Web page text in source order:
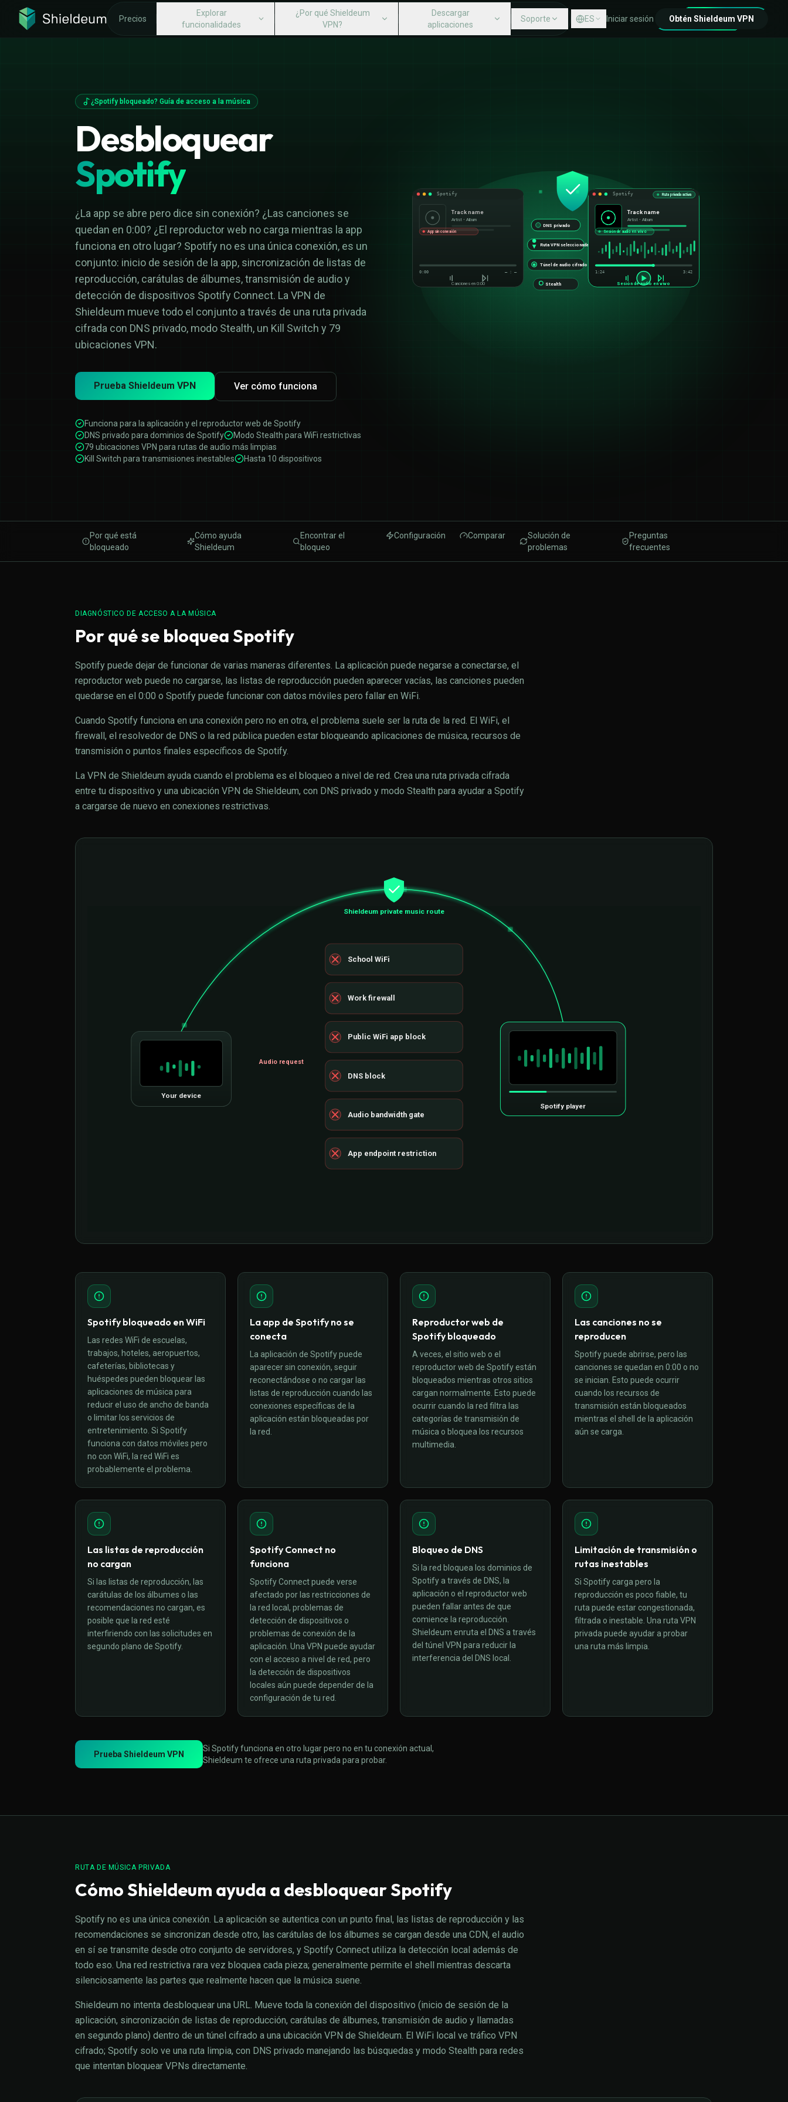
Precios
Explorar
funcionalidades
Protocolos VPN rápidos Internet Kill Switch
DNS privado y cifrado
Evita la limitación de velocidad
del ISP
¿Por qué Shieldeum
VPN?
VPN de alta velocidad
Garantía de devolución de dinero
Descargar
aplicaciones
Soporte ES Iniciar sesión Obtén Shieldeum VPN
¿Spotify bloqueado? Guía de acceso a la música
Desbloquear
Spotify
¿La app se abre pero dice sin conexión? ¿Las canciones se
quedan en 0:00? ¿El reproductor web no carga mientras la app
funciona en otro lugar? Spotify no es una única conexión, es un
conjunto: inicio de sesión de la app, sincronización de listas de
reproducción, carátulas de álbumes, transmisión de audio y
detección de dispositivos Spotify Connect. La VPN de
Shieldeum mueve todo el conjunto a través de una ruta privada
cifrada con DNS privado, modo Stealth, un Kill Switch y 79
ubicaciones VPN.
Prueba Shieldeum VPN Ver cómo funciona
Funciona para la aplicación y el reproductor web de Spotify
DNS privado para dominios de Spotify
Modo Stealth para WiFi restrictivas
79 ubicaciones VPN para rutas de audio más limpias
Kill Switch para transmisiones inestables
Hasta 10 dispositivos
Spotify
Track name
Artist • Album
0:00 — : —
App sin conexión
Canciones en 0:00
DNS privado
Ruta VPN seleccionada
Túnel de audio cifrado
Stealth
Spotify Ruta privada activa
Track name
Artist • Album
1:24 3:42
Sesión de audio en vivo
Sesión de audio en vivo
Por qué está
bloqueado
Cómo ayuda
Shieldeum
Encontrar el
bloqueo
Configuración Comparar
Solución de
problemas
Preguntas
frecuentes
DIAGNÓSTICO DE ACCESO A LA MÚSICA
Por qué se bloquea Spotify
Spotify puede dejar de funcionar de varias maneras diferentes. La aplicación puede negarse a conectarse, el
reproductor web puede no cargarse, las listas de reproducción pueden aparecer vacías, las canciones pueden
quedarse en el 0:00 o Spotify puede funcionar con datos móviles pero fallar en WiFi.
Cuando Spotify funciona en una conexión pero no en otra, el problema suele ser la ruta de la red. El WiFi, el
firewall, el resolvedor de DNS o la red pública pueden estar bloqueando aplicaciones de música, recursos de
transmisión o puntos finales específicos de Spotify.
La VPN de Shieldeum ayuda cuando el problema es el bloqueo a nivel de red. Crea una ruta privada cifrada
entre tu dispositivo y una ubicación VPN de Shieldeum, con DNS privado y modo Stealth para ayudar a Spotify
a cargarse de nuevo en conexiones restrictivas.
Your device
Audio request
School WiFi
Work firewall
Public WiFi app block
DNS block
Audio bandwidth gate
App endpoint restriction
Spotify player
Shieldeum private music route
Spotify bloqueado en WiFi
Las redes WiFi de escuelas,
trabajos, hoteles, aeropuertos,
cafeterías, bibliotecas y
huéspedes pueden bloquear las
aplicaciones de música para
reducir el uso de ancho de banda
o limitar los servicios de
entretenimiento. Si Spotify
funciona con datos móviles pero
no con WiFi, la red WiFi es
probablemente el problema.
La app de Spotify no se
conecta
La aplicación de Spotify puede
aparecer sin conexión, seguir
reconectándose o no cargar las
listas de reproducción cuando las
conexiones específicas de la
aplicación están bloqueadas por
la red.
Reproductor web de
Spotify bloqueado
A veces, el sitio web o el
reproductor web de Spotify están
bloqueados mientras otros sitios
cargan normalmente. Esto puede
ocurrir cuando la red filtra las
categorías de transmisión de
música o bloquea los recursos
multimedia.
Las canciones no se
reproducen
Spotify puede abrirse, pero las
canciones se quedan en 0:00 o no
se inician. Esto puede ocurrir
cuando los recursos de
transmisión están bloqueados
mientras el shell de la aplicación
aún se carga.
Las listas de reproducción
no cargan
Si las listas de reproducción, las
carátulas de los álbumes o las
recomendaciones no cargan, es
posible que la red esté
interfiriendo con las solicitudes en
segundo plano de Spotify.
Spotify Connect no
funciona
Spotify Connect puede verse
afectado por las restricciones de
la red local, problemas de
detección de dispositivos o
problemas de conexión de la
aplicación. Una VPN puede ayudar
con el acceso a nivel de red, pero
la detección de dispositivos
locales aún puede depender de la
configuración de tu red.
Bloqueo de DNS
Si la red bloquea los dominios de
Spotify a través de DNS, la
aplicación o el reproductor web
pueden fallar antes de que
comience la reproducción.
Shieldeum enruta el DNS a través
del túnel VPN para reducir la
interferencia del DNS local.
Limitación de transmisión o
rutas inestables
Si Spotify carga pero la
reproducción es poco fiable, tu
ruta puede estar congestionada,
filtrada o inestable. Una ruta VPN
privada puede ayudar a probar
una ruta más limpia.
Prueba Shieldeum VPN
Si Spotify funciona en otro lugar pero no en tu conexión actual,
Shieldeum te ofrece una ruta privada para probar.
RUTA DE MÚSICA PRIVADA
Cómo Shieldeum ayuda a desbloquear Spotify
Spotify no es una única conexión. La aplicación se autentica con un punto final, las listas de reproducción y las
recomendaciones se sincronizan desde otro, las carátulas de los álbumes se cargan desde una CDN, el audio
en sí se transmite desde otro conjunto de servidores, y Spotify Connect utiliza la detección local además de
todo eso. Una red restrictiva rara vez bloquea cada pieza; generalmente permite el shell mientras descarta
silenciosamente las partes que realmente hacen que la música suene.
Shieldeum no intenta desbloquear una URL. Mueve toda la conexión del dispositivo (inicio de sesión de la
aplicación, sincronización de listas de reproducción, carátulas de álbumes, transmisión de audio y llamadas
en segundo plano) dentro de un túnel cifrado a una ubicación VPN de Shieldeum. El WiFi local ve tráfico VPN
cifrado; Spotify solo ve una ruta limpia, con DNS privado manejando las búsquedas y modo Stealth para redes
que intentan bloquear VPNs directamente.